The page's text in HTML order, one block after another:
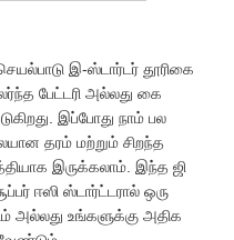
இ-ஸ்டார்டர் தூரிகை
பேட்டரி அல்லது கை
இப்போது நாம் பல
தரம் மற்றும் சிறந்த
இருக்கலாம். இந்த ஜி
ஈஸி ஸ்டார்ட்டரால் ஒரு
அல்லது உங்களுக்கு அதிக